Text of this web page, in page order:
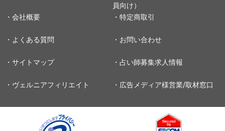
員向け）
・会社概要
・特定商取引
・よくある質問 ・お問い合わせ
・サイトマップ ・占い師募集求人情報
・ヴェルニアフィリエイト ・広告メディア様営業/取材窓口